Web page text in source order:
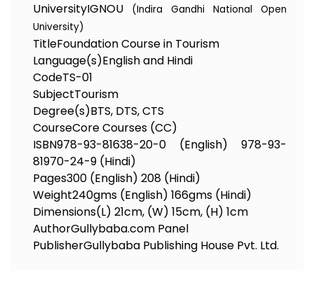
UniversityIGNOU
(Indira Gandhi National Open
University)
TitleFoundation Course in Tourism
Language(s)English and Hindi
CodeTS-01
SubjectTourism
Degree(s)BTS, DTS, CTS
CourseCore Courses (CC)
ISBN978-93-81638-20-0 (English) 978-93-
81970-24-9 (Hindi)
Pages300 (English) 208 (Hindi)
Weight240gms (English) 166gms (Hindi)
Dimensions(L) 21cm, (W) 15cm, (H) 1cm
AuthorGullybaba.com Panel
PublisherGullybaba Publishing House Pvt. Ltd.